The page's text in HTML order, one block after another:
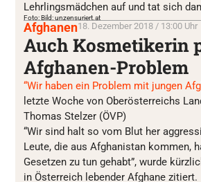
Lehrlingsmädchen auf und tat sich
Foto: Bild: unzensuriert.at
Afghanen18. Dezember 2018 / 13:00 Uhr
Auch Kosmetikerin
Afghanen-Problem
“Wir haben ein Problem mit jungen
letzte Woche von Oberösterreichs
Thomas Stelzer (ÖVP)
“Wir sind halt so vom Blut her
Leute, die aus Afghanistan kommen,
Gesetzen zu tun gehabt”, wurde
in Österreich lebender Afghane zitiert.